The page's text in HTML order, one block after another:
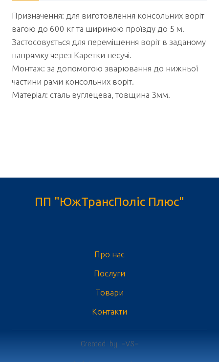
Призначення: для виготовлення консольних воріт
вагою до 600 кг та шириною проїзду до 5 м.
Застосовується для переміщення воріт в заданому
напрямку через Каретки несучі.
Монтаж: за допомогою зварювання до нижньої
частини рами консольних воріт.
Матеріал: сталь вуглецева, товщина 3мм.
ПП "ЮжТрансПоліс Плюс"
Про нас
Послуги
Товари
Контакти
Created by =VS=